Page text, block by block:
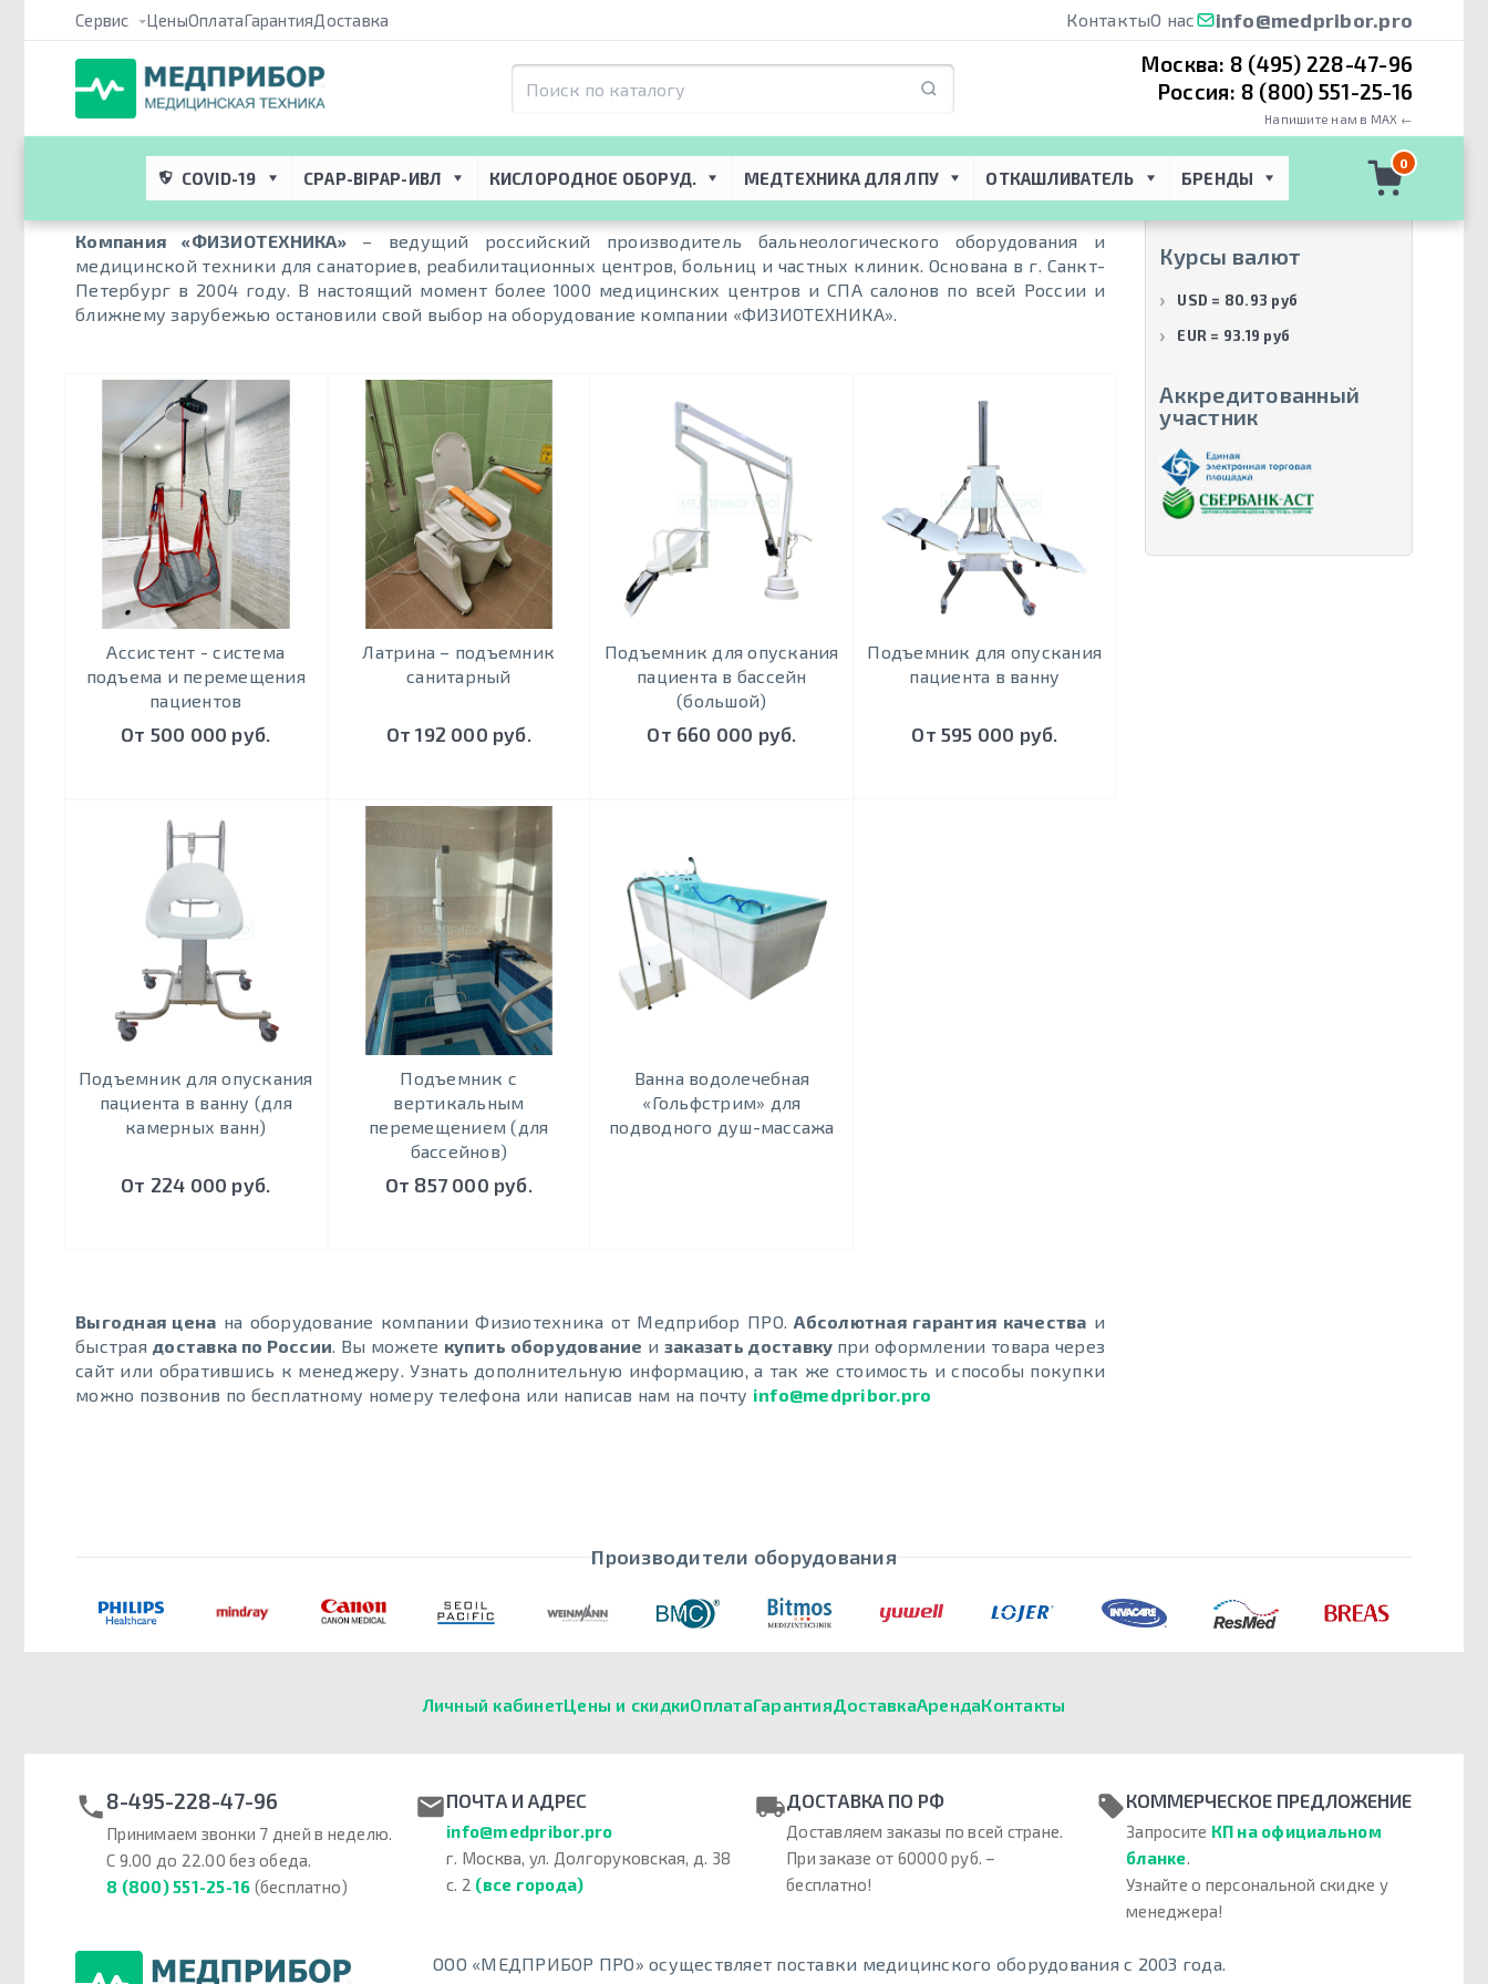
Сервис ЦеныОплатаГарантияДоставка КонтактыО нас info@medpribor.pro
Москва: 8 (495) 228-47-96
Россия: 8 (800) 551-25-16
Напишите нам в MAX ←
COVID-19 CPAP-BIPAP-ИВЛ КИСЛОРОДНОЕ ОБОРУД. МЕДТЕХНИКА ДЛЯ ЛПУ ОТКАШЛИВАТЕЛЬ БРЕНДЫ
0
Медприбор ПРО → Атрибуты → Производитель / Бренд → Physiotechnica
Physiotechnica
Компания «ФИЗИОТЕХНИКА»– ведущий российский производитель бальнеологического оборудования и
медицинской техники для санаториев, реабилитационных центров, больниц и частных клиник. Основана в г. Санкт-
Петербург в 2004 году. В настоящий момент более 1000 медицинских центров и СПА салонов по всей России и
ближнему зарубежью остановили свой выбор на оборудование компании «ФИЗИОТЕХНИКА».
Ассистент - система
подъема и перемещения
пациентов
От 500 000 руб.
Латрина – подъемник
санитарный
От 192 000 руб.
Подъемник для опускания
пациента в бассейн
(большой)
От 660 000 руб.
Подъемник для опускания
пациента в ванну
От 595 000 руб.
Подъемник для опускания
пациента в ванну (для
камерных ванн)
От 224 000 руб.
Подъемник с
вертикальным
перемещением (для
бассейнов)
От 857 000 руб.
Ванна водолечебная
«Гольфстрим» для
подводного душ-массажа
Выгодная цена на оборудование компании Физиотехника от Медприбор ПРО.Абсолютная гарантия качества и
быстрая доставка по России. Вы можете купить оборудование и заказать доставку при оформлении товара через
сайт или обратившись к менеджеру. Узнать дополнительную информацию, а так же стоимость и способы покупки
можно позвонив по бесплатному номеру телефона или написав нам на почту info@medpribor.pro
Производители
Physiotechnica (7)
Курсы валют
USD = 80.93 руб
EUR = 93.19 руб
Аккредитованный
участник
Производители оборудования
Личный кабинетЦены и скидкиОплатаГарантияДоставкаАрендаКонтакты
8-495-228-47-96
Принимаем звонки 7 дней в неделю.
С 9.00 до 22.00 без обеда.
8 (800) 551-25-16 (бесплатно)
ПОЧТА И АДРЕС
info@medpribor.pro
г. Москва, ул. Долгоруковская, д. 38
с. 2 (все города)
ДОСТАВКА ПО РФ
Доставляем заказы по всей стране.
При заказе от 60000 руб. –
бесплатно!
КОММЕРЧЕСКОЕ ПРЕДЛОЖЕНИЕ
Запросите КП на официальном
бланке.
Узнайте о персональной скидке у
менеджера!
ООО «МЕДПРИБОР ПРО» осуществляет поставки медицинского оборудования с 2003 года.